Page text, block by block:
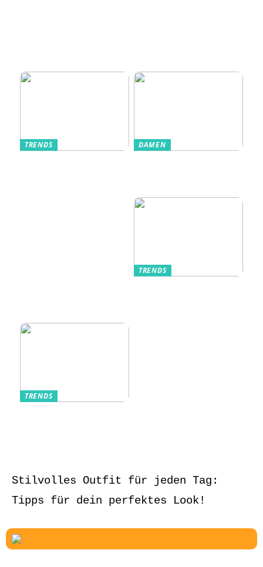
TRENDS DAMEN
TRENDS
TRENDS
Stilvolles Outfit für jeden Tag:
Tipps für dein perfektes Look!